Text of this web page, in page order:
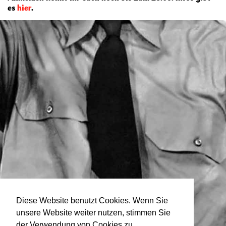
Diese Website benutzt Cookies. Wenn Sie
unsere Website weiter nutzen, stimmen Sie
es hier.